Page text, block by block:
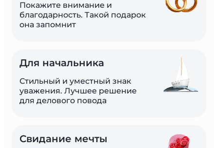
Покажите внимание и
благодарность. Такой подарок
она запомнит
Для начальника
Стильный и уместный знак
уважения. Лучшее решение
для делового повода
Свидание мечты